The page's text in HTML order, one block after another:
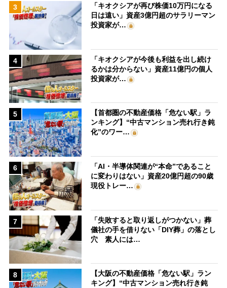
3
「キオクシアが再び株価10万円になる
日は遠い」資産3億円超のサラリーマン
投資家が…
4
「キオクシアが今後も利益を出し続け
るかは分からない」資産11億円の個人
投資家が…
5
【首都圏の不動産価格「危ない駅」ラ
ンキング】“中古マンション売れ行き鈍
化”のワー…
6
「AI・半導体関連が“本命”であること
に変わりはない」資産20億円超の90歳
現役トレー…
7
「失敗すると取り返しがつかない」葬
儀社の手を借りない「DIY葬」の落とし
穴 素人には…
8
【大阪の不動産価格「危ない駅」ラン
キング】“中古マンション売れ行き鈍